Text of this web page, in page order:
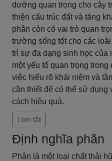
dưỡng quan trọng cho cây
thiện cấu trúc đất và tăng
phân còn có vai trò quan
trường sống tốt cho các
trì sự đa dạng sinh học của
một yếu tố quan trọng
việc hiểu rõ khái niệm và
cần thiết để có thể sử dụng
cách hiệu quả.
Tóm tắt
Định nghĩa phân
Phân là một loại chất thải